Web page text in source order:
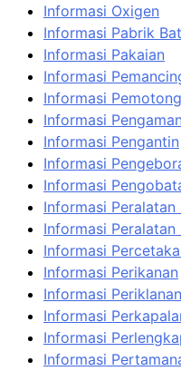
Informasi Oxigen
Informasi Pabrik
Informasi Pakaian
Informasi
Informasi
Informasi
Informasi Pengantin
Informasi
Informasi
Informasi Peralatan
Informasi Peralatan
Informasi
Informasi Perikanan
Informasi Periklanan
Informasi
Informasi
Informasi